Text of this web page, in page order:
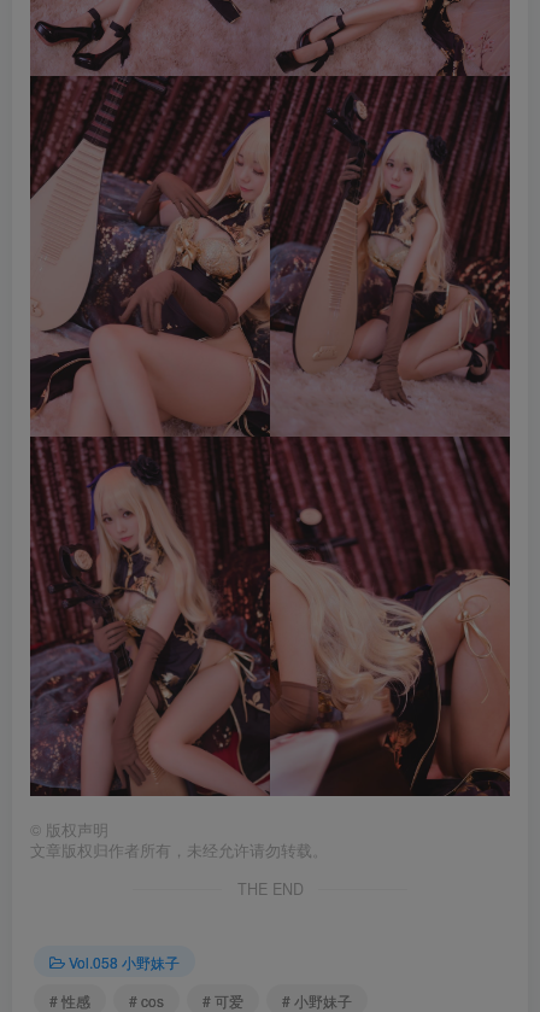
© 版权声明
文章版权归作者所有，未经允许请勿转载。
THE END
Vol.058 小野妹子
# 性感
# cos # 可爱 # 小野妹子